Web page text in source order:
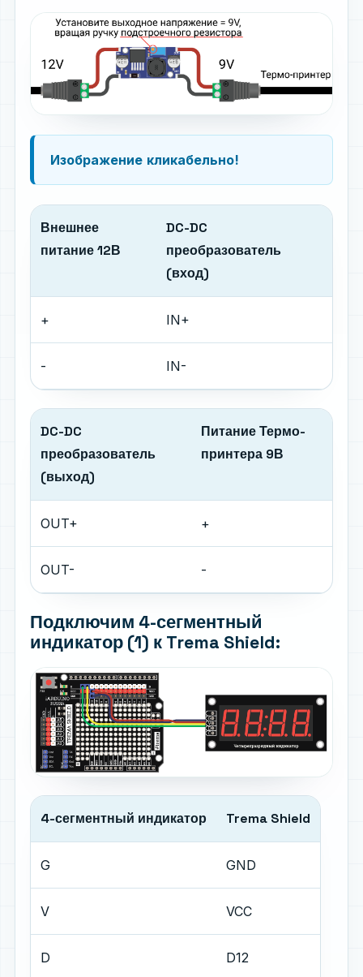
Изображение кликабельно!
Внешнее
питание 12В
DC-DC
преобразователь
(вход)
+ IN+
- IN-
DC-DC
преобразователь
(выход)
Питание Термо-
принтера 9В
OUT+ +
OUT- -
Подключим 4-сегментный
индикатор (1) к Trema Shield:
4-сегментный индикатор Trema Shield
G GND
V VCC
D D12